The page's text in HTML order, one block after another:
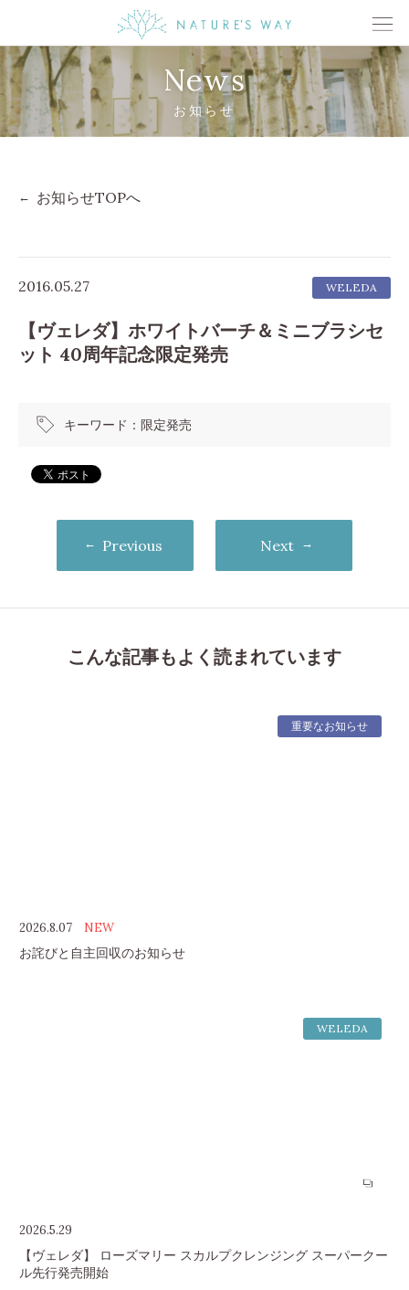
News
お知らせ
お知らせTOPへ
2016.05.27 WELEDA
【ヴェレダ】ホワイトバーチ＆ミニブラシセ
ット 40周年記念限定発売
キーワード： 限定発売
Previous Next
こんな記事もよく読まれています
重要なお知らせ
2026.8.07 NEW
お詫びと自主回収のお知らせ
WELEDA
2026.5.29
【ヴェレダ】 ローズマリー スカルプクレンジング スーパークー
ル先行発売開始